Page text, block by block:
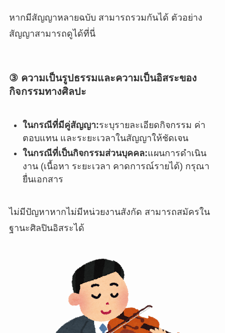
หากมีสัญญาหลายฉบับ สามารถรวมกันได้ ตัวอย่าง
สัญญาสามารถดูได้ที่นี่
③ ความเป็นรูปธรรมและความเป็นอิสระของ
กิจกรรมทางศิลปะ
ในกรณีที่มีคู่สัญญา:ระบุรายละเอียดกิจกรรม ค่า
ตอบแทน และระยะเวลาในสัญญาให้ชัดเจน
ในกรณีที่เป็นกิจกรรมส่วนบุคคล:แผนการดำเนิน
งาน (เนื้อหา ระยะเวลา คาดการณ์รายได้) กรุณา
ยื่นเอกสาร
ไม่มีปัญหาหากไม่มีหน่วยงานสังกัด สามารถสมัครใน
ฐานะศิลปินอิสระได้